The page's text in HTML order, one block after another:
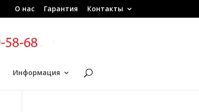
О нас Гарантия Контакты
Информация